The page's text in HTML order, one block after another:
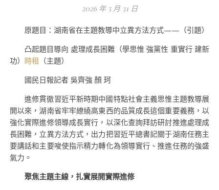
2026 年 5 月 31 日
原題目：湖南省在主題教導中立異方法方式——（引題）
凸起題目導向 處理成長困難（學思惟 強黨性 重實行 建新
功） 時租 （主題）
國民日報記者 吳齊強 顏 珂
進修貫徹習近平新時期中國特點社會主義思惟主題教導展
開以來，湖南省牢牢繚繞高東西的品質成長這個重要義務，以
強化實際進修領導成長實行，以深化查詢拜訪研討推進處理成
長困難，立異方法方式，出力把習近平總書記關于湖南任務主
要講話和主要唆使指示精力轉化為領導實行、推進任務的強盛
氣力。
聚焦主題主線，扎實展開實際進修